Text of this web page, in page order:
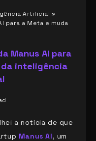
Artificial »
para a Meta e muda
Manus AI para
da inteligência
a notícia de que
Manus AI, um